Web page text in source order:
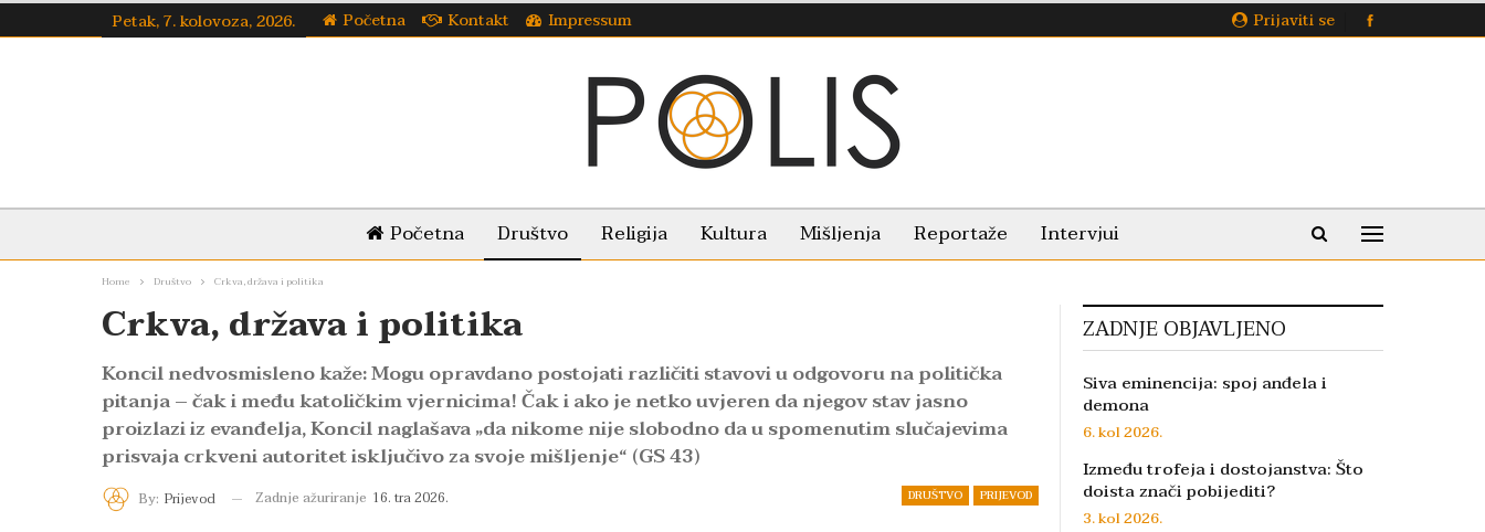
Prijaviti se
Petak, 7. kolovoza, 2026. Početna Kontakt Impressum
Početna Društvo Religija Kultura Mišljenja Reportaže Intervjui
Home Društvo Crkva, država i politika
Crkva, država i politika
Koncil nedvosmisleno kaže: Mogu opravdano postojati različiti stavovi u odgovoru na politička
pitanja – čak i među katoličkim vjernicima! Čak i ako je netko uvjeren da njegov stav jasno
proizlazi iz evanđelja, Koncil naglašava „da nikome nije slobodno da u spomenutim slučajevima
prisvaja crkveni autoritet isključivo za svoje mišljenje“ (GS 43)
DRUŠTVO PRIJEVOD
By: Prijevod Zadnje ažuriranje 16. tra 2026.
ZADNJE OBJAVLJENO
Siva eminencija: spoj anđela i
demona
6. kol 2026.
Između trofeja i dostojanstva: Što
doista znači pobijediti?
3. kol 2026.